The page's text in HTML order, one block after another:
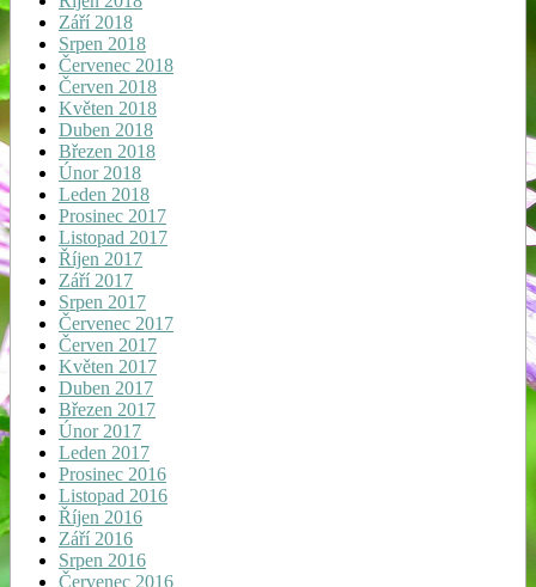
Září 2018
Srpen 2018
Červenec 2018
Červen 2018
Květen 2018
Duben 2018
Březen 2018
Únor 2018
Leden 2018
Prosinec 2017
Listopad 2017
Říjen 2017
Září 2017
Srpen 2017
Červenec 2017
Červen 2017
Květen 2017
Duben 2017
Březen 2017
Únor 2017
Leden 2017
Prosinec 2016
Listopad 2016
Říjen 2016
Září 2016
Srpen 2016
Červenec 2016